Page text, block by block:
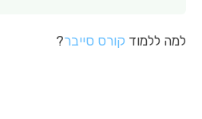
למה ללמוד קורס סייבר?